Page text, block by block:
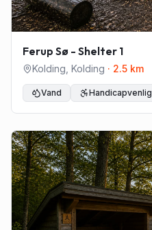
Ferup Sø - Shelter 1
Kolding Kolding · 2.5 km
Vand Handicapvenlig